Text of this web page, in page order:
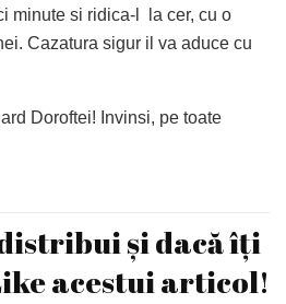
minute si ridica-l la cer, cu o
Cazatura sigur il va aduce cu
Doroftei! Invinsi, pe toate
și dacă îți
acestui articol!